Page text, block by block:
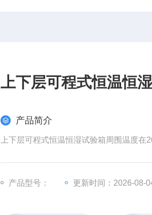
上下层可程式恒温恒
产品简介
上下层可程式恒温恒湿试验箱周围温度
产品型号： 更新时间：2026-08-